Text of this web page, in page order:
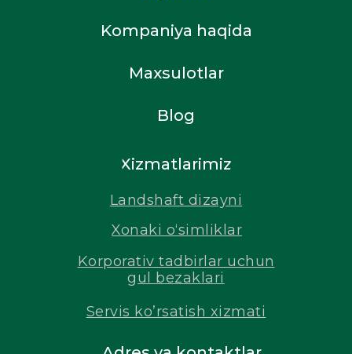
Servis ko’rsatish xizmati
Korporativ tadbirlar uchun
gul bezaklari
Xonaki o‘simliklar
Xizmatlarimiz
Maxsulotlar
Blog
Kompaniya haqida
Landshaft dizayni